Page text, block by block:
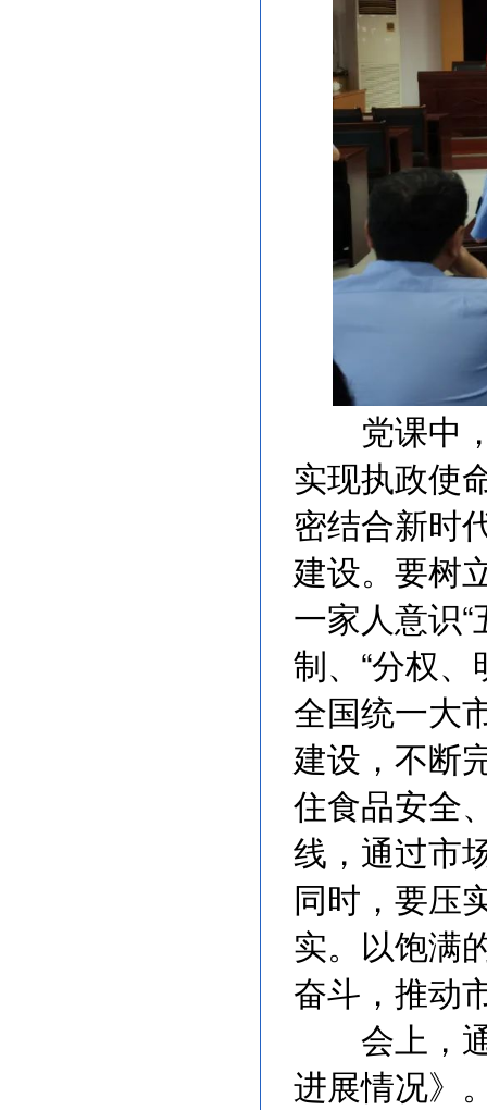
党课中，
实现执政使
密结合新时
建设。要树
一家人意识
制、“分权
全国统一大
建设，不断
住食品安全
线，通过市
同时，要压
实。以饱满
奋斗，推动
会上，通
进展情况》